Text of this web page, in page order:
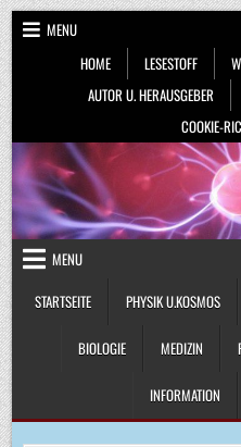
Skip
to
content
MENU
HOME
LESESTOFF
AUTOR U. HERAUSGEBER
COOKIE-
MENU
STARTSEITE
PHYSIK U.KOSMOS
BIOLOGIE MEDIZIN
INFORMATION